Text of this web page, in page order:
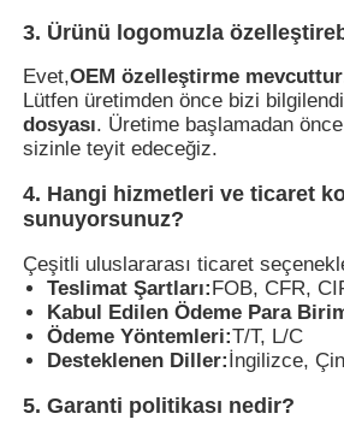
3. Ürünü logomuzla
Evet,OEM özelleştirme mevcuttur
Lütfen üretimden önce bizi
dosyası. Üretime başlamadan önce
sizinle teyit edeceğiz.
4. Hangi hizmetleri ve ticaret
sunuyorsunuz?
Çeşitli uluslararası ticaret
Teslimat Şartları:FOB, CFR,
Kabul Edilen Ödeme Para
Ödeme Yöntemleri:T/T, L/C
Desteklenen Diller:İngilizce,
5. Garanti politikası nedir?